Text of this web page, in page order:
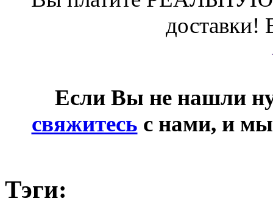
доставки!
Если Вы не нашли
свяжитесь с нами, и мы
Тэги: